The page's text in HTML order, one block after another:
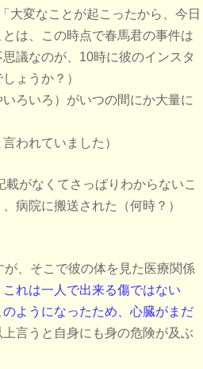
大変なことが起こったから、今日
は、この時点で春馬君の事件は
議なのが、10時に彼のインスタ
ょうか？）
ろいろ）がいつの間にか大量に
われていました）
がなくてさっぱりわからないこ
、病院に搬送された（何時？）
、そこで彼の体を見た医療関係
れは一人で出来る傷ではない
ようになったため、心臓がまだ
上言うと自身にも身の危険が及ぶ